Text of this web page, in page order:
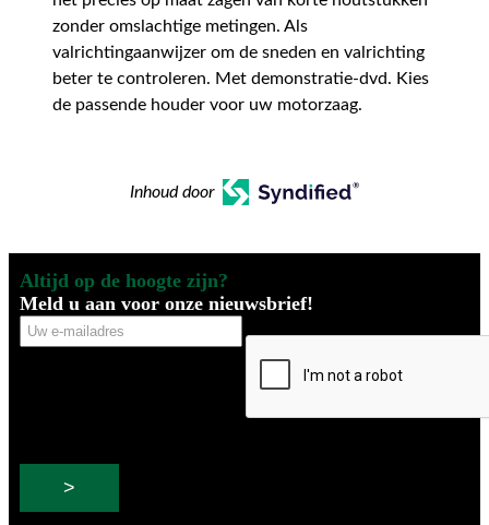
zonder omslachtige metingen. Als
valrichtingaanwijzer om de sneden en valrichting
beter te controleren. Met demonstratie-dvd. Kies
de passende houder voor uw motorzaag.
Inhoud door
Altijd op de hoogte zijn?
Meld u aan voor onze nieuwsbrief!
Uw
e-